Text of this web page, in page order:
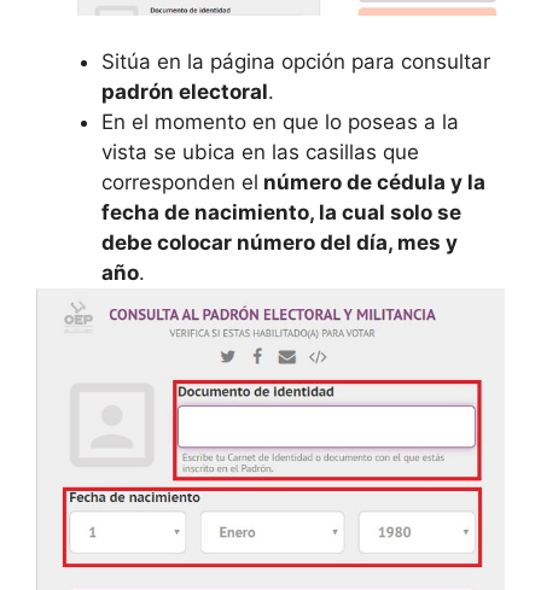
Sitúa en la página opción para consultar
padrón electoral.
En el momento en que lo poseas a la
vista se ubica en las casillas que
corresponden el número de cédula y la
fecha de nacimiento, la cual solo se
debe colocar número del día, mes y
año.